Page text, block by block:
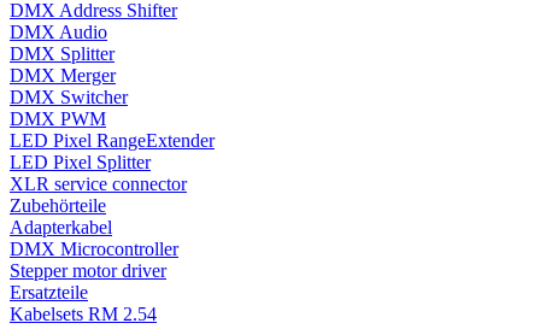
DMX Address Shifter
DMX Audio
DMX Splitter
DMX Merger
DMX Switcher
DMX PWM
LED Pixel RangeExtender
LED Pixel Splitter
XLR service connector
Zubehörteile
Adapterkabel
DMX Microcontroller
Stepper motor driver
Ersatzteile
Kabelsets RM 2.54